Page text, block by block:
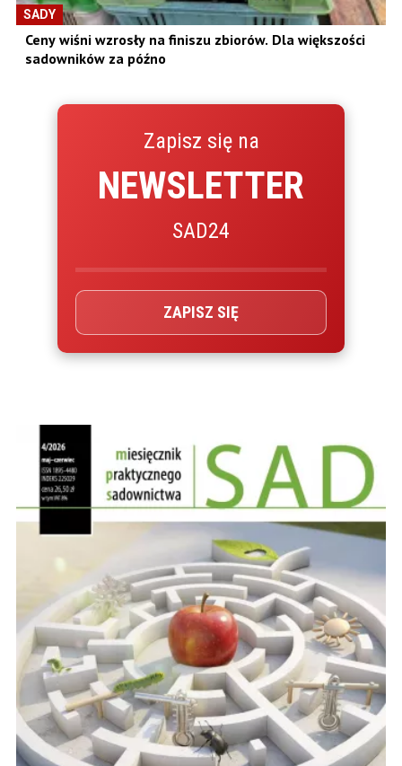
SADY
Ceny wiśni wzrosły na finiszu zbiorów. Dla większości
sadowników za późno
Zapisz się na
NEWSLETTER
SAD24
ZAPISZ SIĘ